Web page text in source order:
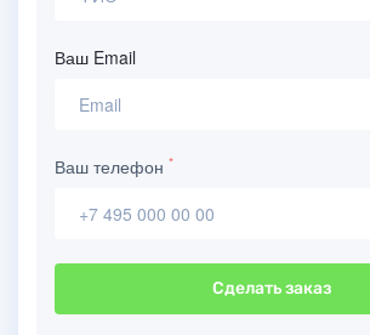
Ваш Email
Ваш телефон *
Сделать заказ